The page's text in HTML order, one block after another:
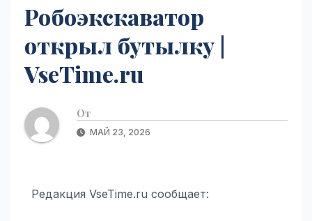
Робоэкскаватор
открыл бутылку |
VseTime.ru
От
МАЙ 23, 2026
Редакция VseTime.ru сообщает: